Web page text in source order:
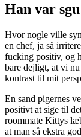
Han var
Hvor nogle ville
en chef, ja så
fucking positiv, og
bare dejligt, at vi
kontrast til mit
En sand pigernes
positivt at sige til
roommate Kittys
at man så ekstra